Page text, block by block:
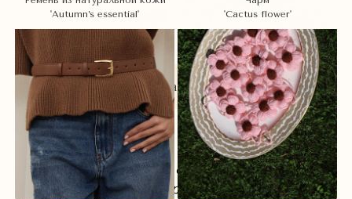
'Autumn’s essential'
'Cactus flower'
Показать ещё
И Вы чувствуете: все самое невероятное —
впереди